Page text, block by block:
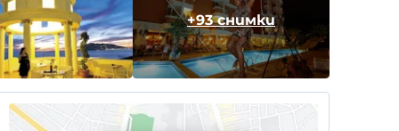
+93 снимки